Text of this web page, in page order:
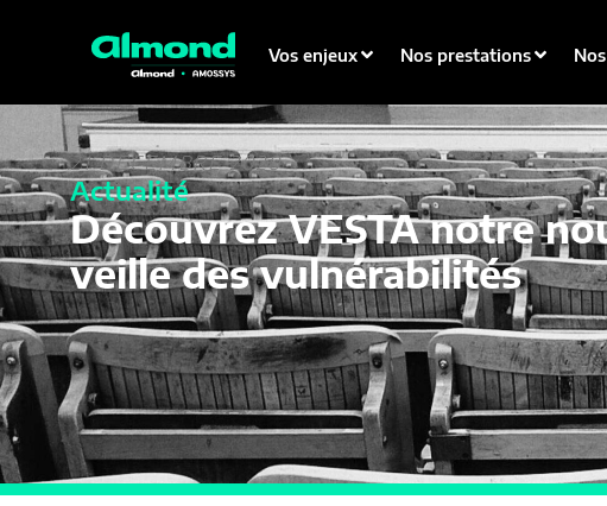
Vos enjeux Nos prestations
21 DECEMBRE 2020
Actualité
Découvrez VESTA notre
veille des vulnérabilités